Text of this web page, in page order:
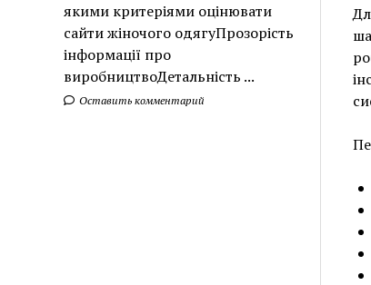
якими критеріями оцінювати
сайти жіночого одягуПрозорість
інформації про
виробництвоДетальність ...
Оставить комментарий